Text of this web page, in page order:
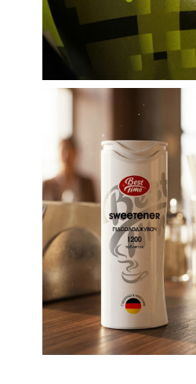
Етикетки для продуктів
Редизайн
Редизайн
для
ТМ Best Time